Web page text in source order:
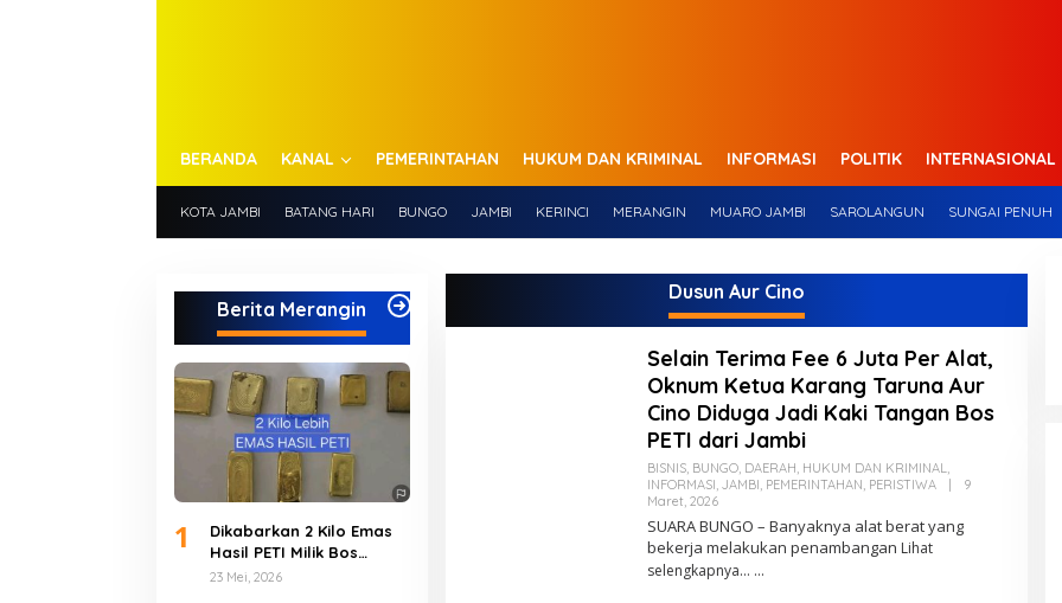
BERANDA KANAL PEMERINTAHAN HUKUM DAN KRIMINAL INFORMASI POLITIK INTERNASIONAL
KOTA JAMBI BATANG HARI BUNGO JAMBI KERINCI MERANGIN MUARO JAMBI SAROLANGUN SUNGAI PENUH
Berita Merangin
1
Dikabarkan 2 Kilo Emas
Hasil PETI Milik Bos
Muara Jernih, Berhasil
23 Mei, 2026
Dusun Aur Cino
Selain Terima Fee 6 Juta Per Alat,
Oknum Ketua Karang Taruna Aur
Cino Diduga Jadi Kaki Tangan Bos
PETI dari Jambi
BISNIS, BUNGO, DAERAH, HUKUM DAN KRIMINAL,
INFORMASI, JAMBI, PEMERINTAHAN, PERISTIWA
9
Maret, 2026O
L
E
H
M
SUARA BUNGO – Banyaknya alat berat yang
bekerja melakukan penambangan Lihat
selengkapnya…